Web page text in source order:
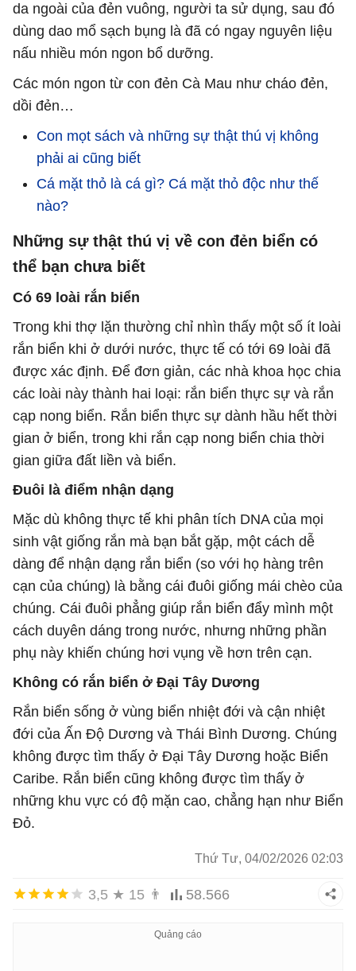
da ngoài của đẻn vuông, người ta sử dụng, sau đó
dùng dao mổ sạch bụng là đã có ngay nguyên liệu
nấu nhiều món ngon bổ dưỡng.
Các món ngon từ con đẻn Cà Mau như cháo đẻn,
dồi đẻn…
Con mọt sách và những sự thật thú vị không
phải ai cũng biết
Cá mặt thỏ là cá gì? Cá mặt thỏ độc như thế
nào?
Những sự thật thú vị về con đẻn biển có
thể bạn chưa biết
Có 69 loài rắn biển
Trong khi thợ lặn thường chỉ nhìn thấy một số ít loài
rắn biển khi ở dưới nước, thực tế có tới 69 loài đã
được xác định. Để đơn giản, các nhà khoa học chia
các loài này thành hai loại: rắn biển thực sự và rắn
cạp nong biển. Rắn biển thực sự dành hầu hết thời
gian ở biển, trong khi rắn cạp nong biển chia thời
gian giữa đất liền và biển.
Đuôi là điểm nhận dạng
Mặc dù không thực tế khi phân tích DNA của mọi
sinh vật giống rắn mà bạn bắt gặp, một cách dễ
dàng để nhận dạng rắn biển (so với họ hàng trên
cạn của chúng) là bằng cái đuôi giống mái chèo của
chúng. Cái đuôi phẳng giúp rắn biển đẩy mình một
cách duyên dáng trong nước, nhưng những phần
phụ này khiến chúng hơi vụng về hơn trên cạn.
Không có rắn biển ở Đại Tây Dương
Rắn biển sống ở vùng biển nhiệt đới và cận nhiệt
đới của Ấn Độ Dương và Thái Bình Dương. Chúng
không được tìm thấy ở Đại Tây Dương hoặc Biển
Caribe. Rắn biển cũng không được tìm thấy ở
những khu vực có độ mặn cao, chẳng hạn như Biển
Đỏ.
Thứ Tư, 04/02/2026 02:03
3,5 ★ 15 👨 58.566